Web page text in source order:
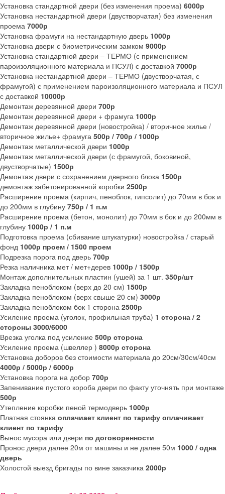
Установка стандартной двери (без изменения проема) 6000р
Установка нестандартной двери (двустворчатая) без изменения
проема 7000р
Установка фрамуги на нестандартную дверь 1000р
Установка двери с биометрическим замком 9000р
Установка стандартной двери – ТЕРМО (с применением
пароизоляционного материала и ПСУЛ) с доставкой 7000р
Установка нестандартной двери – ТЕРМО (двустворчатая, с
фрамугой) с применением пароизоляционного материала и ПСУЛ
с доставкой 10000р
Демонтаж деревянной двери 700р
Демонтаж деревянной двери + фрамуга 1000р
Демонтаж деревянной двери (новостройка) / вторичное жилье /
вторичное жилье+ фрамуга 500р / 700р / 1000р
Демонтаж металлической двери 1000р
Демонтаж металлической двери (с фрамугой, боковиной,
двустворчатые) 1500р
Демонтаж двери с сохранением дверного блока 1500р
демонтаж забетонированной коробки 2500р
Расширение проема (кирпич, пеноблок, гипсолит) до 70мм в бок и
до 200мм в глубину 750р / 1 п.м
Расширение проема (бетон, монолит) до 70мм в бок и до 200мм в
глубину 1000р / 1 п.м
Подготовка проема (сбивание штукатурки) новостройка / старый
фонд 1000р проем / 1500 проем
Подрезка порога под дверь 700р
Резка наличника мет / мет+дерев 1000р / 1500р
Монтаж дополнительных пластин (ушей) за 1 шт. 350р/шт
Закладка пеноблоком (верх до 20 см) 1500р
Закладка пеноблоком (верх свыше 20 см) 3000р
Закладка пеноблоком бок 1 сторона 2500р
Усиление проема (уголок, профильная труба) 1 сторона / 2
стороны 3000/6000
Врезка уголка под усиление 500р сторона
Усиление проема (швеллер ) 8000р сторона
Установка доборов без стоимости материала до 20см/30см/40см
4000р / 5000р / 6000р
Установка порога на добор 700р
Запенивание пустого короба двери по факту уточнять при монтаже
500р
Утепление коробки пеной термодверь 1000р
Платная стоянка оплачиает клиент по тарифу оплачивает
клиент по тарифу
Вынос мусора или двери по договоренности
Пронос двери далее 20м от машины и не далее 50м 1000 / одна
дверь
Холостой выезд бригады по вине заказчика 2000р